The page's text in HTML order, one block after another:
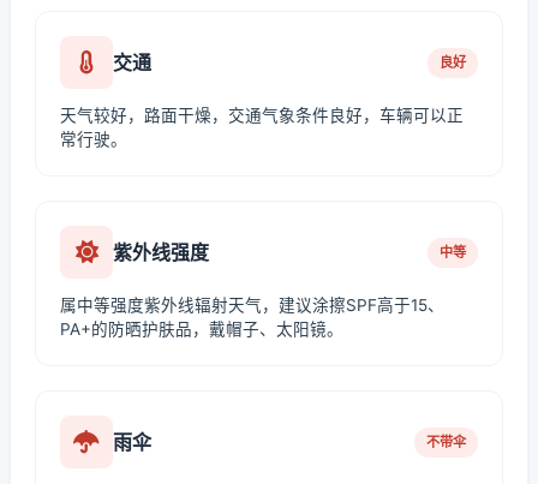
交通 良好
天气较好，路面干燥，交通气象条件良好，车辆可以正
常行驶。
紫外线强度 中等
属中等强度紫外线辐射天气，建议涂擦SPF高于15、
PA+的防晒护肤品，戴帽子、太阳镜。
雨伞 不带伞